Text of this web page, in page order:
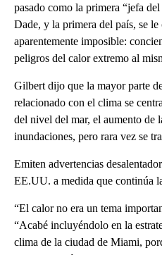
pasado como la primera “jefa
Dade, y la primera del país, se le
aparentemente imposible:
peligros del calor extremo al
Gilbert dijo que la mayor parte
relacionado con el clima se
del nivel del mar, el aumento de
inundaciones, pero rara vez se
Emiten advertencias
EE.UU. a medida que continúa
“El calor no era un tema
“Acabé incluyéndolo en la
clima de la ciudad de Miami,